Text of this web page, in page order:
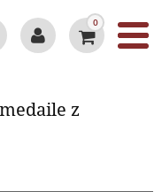
0
z
medaile